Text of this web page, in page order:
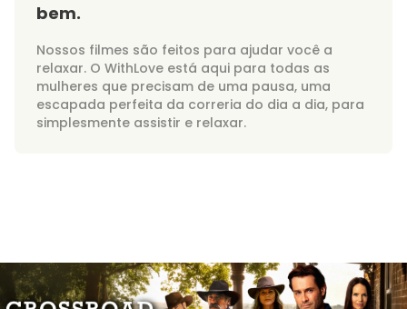
bem.
Nossos filmes são feitos para ajudar você a
relaxar. O WithLove está aqui para todas as
mulheres que precisam de uma pausa, uma
escapada perfeita da correria do dia a dia, para
simplesmente assistir e relaxar.